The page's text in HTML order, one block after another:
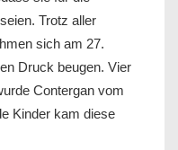
Trotz aller
sich am 27.
Druck beugen. Vier
Contergan vom
Kinder kam diese